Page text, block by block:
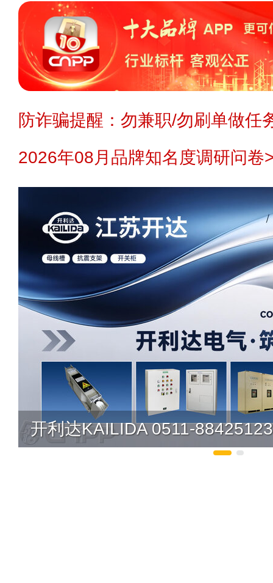
防诈骗提醒：勿兼职/勿刷单做任
2026年08月品牌知名度调研问卷
开利达KAILIDA 0511-88425123